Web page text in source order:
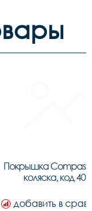
Покрышка Compass
коляска, код
добавить в